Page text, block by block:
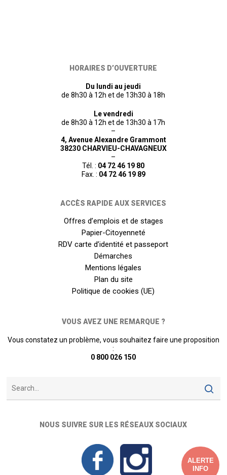
HORAIRES D’OUVERTURE
Du lundi au jeudi
de 8h30 à 12h et de 13h30 à 18h
Le vendredi
de 8h30 à 12h et de 13h30 à 17h
–
4, Avenue Alexandre Grammont
38230 CHARVIEU-CHAVAGNEUX
–
Tél. : 04 72 46 19 80
Fax. : 04 72 46 19 89
ACCÈS RAPIDE AUX SERVICES
Offres d’emplois et de stages
Papier-Citoyenneté
RDV carte d’identité et passeport
Démarches
Mentions légales
Plan du site
Politique de cookies (UE)
VOUS AVEZ UNE REMARQUE ?
Vous constatez un problème, vous souhaitez faire une proposition
:
0 800 026 150
NOUS SUIVRE SUR LES RÉSEAUX SOCIAUX
ALERTE
INFO